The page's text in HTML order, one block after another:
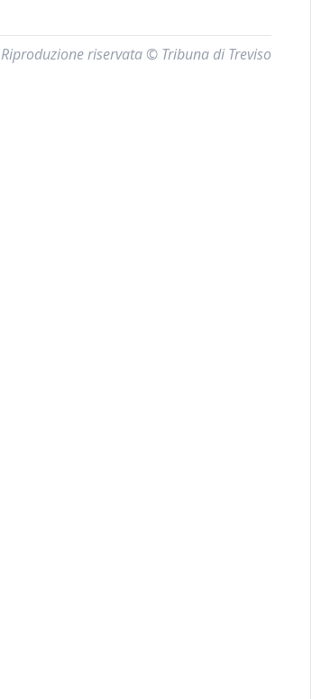
Riproduzione riservata © Tribuna di Treviso